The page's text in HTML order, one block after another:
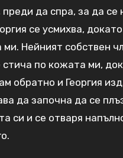
да спра, за да
се усмихва,
ми. Нейният собствен
по кожата ми,
обратно и Георгия
да започна да се
си и се отваря